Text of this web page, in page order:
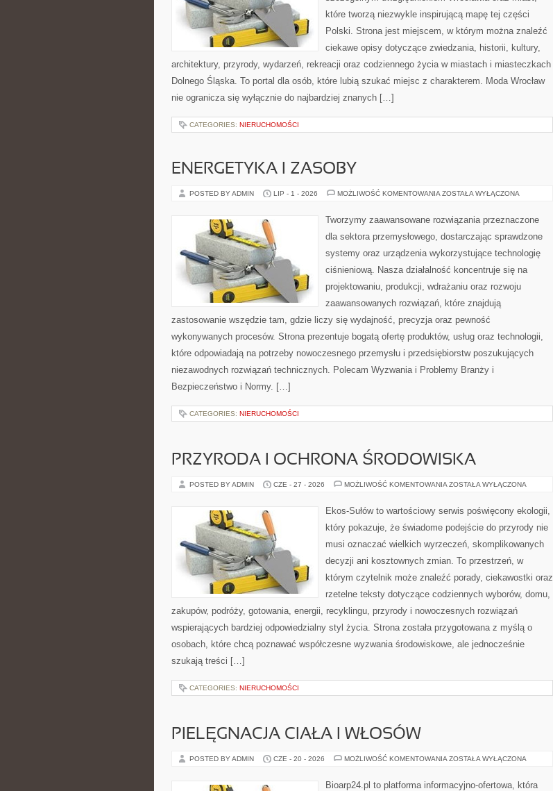
które tworzą niezwykle inspirującą mapę tej części
Polski. Strona jest miejscem, w którym można znaleźć
ciekawe opisy dotyczące zwiedzania, historii, kultury,
architektury, przyrody, wydarzeń, rekreacji oraz codziennego życia w miastach i miasteczkach
Dolnego Śląska. To portal dla osób, które lubią szukać miejsc z charakterem. Moda Wrocław
nie ogranicza się wyłącznie do najbardziej znanych […]
CATEGORIES: NIERUCHOMOŚCI
ENERGETYKA I ZASOBY
POSTED BY ADMIN LIP - 1 - 2026 MOŻLIWOŚĆ KOMENTOWANIA ENERGETYKA
ZOSTAŁA WYŁĄCZONA
Tworzymy zaawansowane rozwiązania przeznaczone
dla sektora przemysłowego, dostarczając sprawdzone
systemy oraz urządzenia wykorzystujące technologię
ciśnieniową. Nasza działalność koncentruje się na
projektowaniu, produkcji, wdrażaniu oraz rozwoju
zaawansowanych rozwiązań, które znajdują
zastosowanie wszędzie tam, gdzie liczy się wydajność, precyzja oraz pewność
wykonywanych procesów. Strona prezentuje bogatą ofertę produktów, usług oraz technologii,
które odpowiadają na potrzeby nowoczesnego przemysłu i przedsiębiorstw poszukujących
niezawodnych rozwiązań technicznych. Polecam Wyzwania i Problemy Branży i
Bezpieczeństwo i Normy. […]
CATEGORIES: NIERUCHOMOŚCI
PRZYRODA I OCHRONA ŚRODOWISKA
POSTED BY ADMIN CZE - 27 - 2026 MOŻLIWOŚĆ KOMENTOWANIA PRZYRODA
ŚRODOWISKA
ZOSTAŁA WYŁĄCZONA
Ekos-Sułów to wartościowy serwis poświęcony ekologii,
który pokazuje, że świadome podejście do przyrody nie
musi oznaczać wielkich wyrzeczeń, skomplikowanych
decyzji ani kosztownych zmian. To przestrzeń, w
którym czytelnik może znaleźć porady, ciekawostki oraz
rzetelne teksty dotyczące codziennych wyborów, domu,
zakupów, podróży, gotowania, energii, recyklingu, przyrody i nowoczesnych rozwiązań
wspierających bardziej odpowiedzialny styl życia. Strona została przygotowana z myślą o
osobach, które chcą poznawać współczesne wyzwania środowiskowe, ale jednocześnie
szukają treści […]
CATEGORIES: NIERUCHOMOŚCI
PIELĘGNACJA CIAŁA I WŁOSÓW
POSTED BY ADMIN CZE - 20 - 2026 MOŻLIWOŚĆ KOMENTOWANIA PIELĘGNACJA
WŁOSÓW
ZOSTAŁA WYŁĄCZONA
Bioarp24.pl to platforma informacyjno-ofertowa, która